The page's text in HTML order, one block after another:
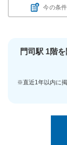
今の条
門司駅 1階を
※直近1年以内に